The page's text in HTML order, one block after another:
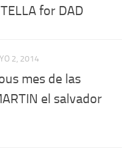
for DAD
2, 2014
mes de las
el salvador